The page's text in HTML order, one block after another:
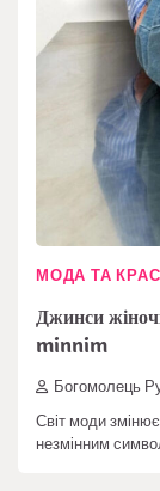
МОДА ТА
Джинси
minnim
Богомолець
Світ моди
незмінним